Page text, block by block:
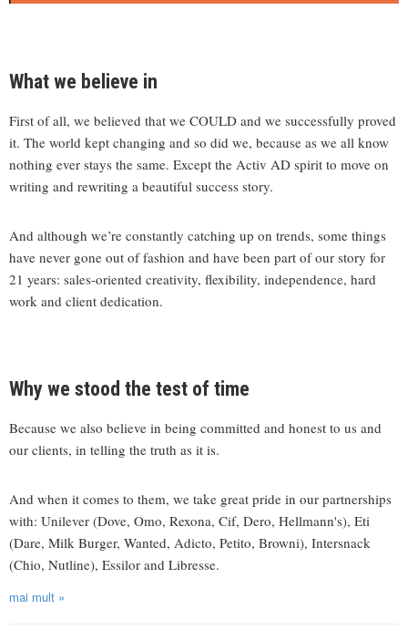
What we believe in
First of all, we believed that we COULD and we successfully proved
it. The world kept changing and so did we, because as we all know
nothing ever stays the same. Except the Activ AD spirit to move on
writing and rewriting a beautiful success story.
And although we’re constantly catching up on trends, some things
have never gone out of fashion and have been part of our story for
21 years: sales-oriented creativity, flexibility, independence, hard
work and client dedication.
Why we stood the test of time
Because we also believe in being committed and honest to us and
our clients, in telling the truth as it is.
And when it comes to them, we take great pride in our partnerships
with: Unilever (Dove, Omo, Rexona, Cif, Dero, Hellmann's), Eti
(Dare, Milk Burger, Wanted, Adicto, Petito, Browni), Intersnack
(Chio, Nutline), Essilor and Libresse.
mai mult »